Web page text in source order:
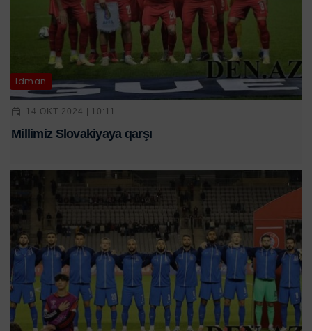
İdman
14 OKT 2024 | 10:11
Millimiz Slovakiyaya qarşı